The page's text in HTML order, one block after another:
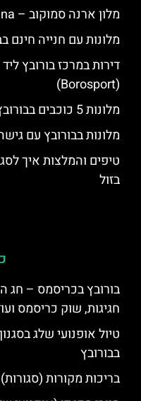
מלון ארנה סמוקוב – Hotel Arena (ליד בורובץ)
מלונות עם חנייה חינם
דירות במרכז בורובץ
(Borosport)
מלונות 5 כוכבים בבורובץ
מלונות בבורובץ עם
טיפים והמלצות איך
בזול
בורובץ בכריסמס – חג
חגיגות, שוק כריסמס
טיול אופנועי שלג
בבורובץ
בריכות מקורות